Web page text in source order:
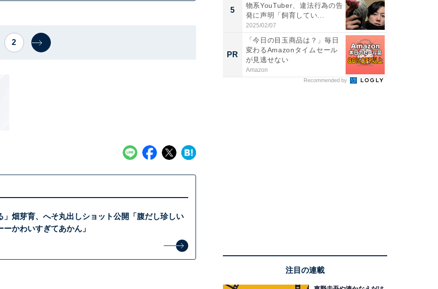
2
」畑芽育、へそ丸出しショット公開「腹だし珍しい
かわいすぎてあかん」
5
物系YouTuber、違法行為の告
発に声明「飼育してい...
2025/02/07
PR
「今日の目玉商品は？」毎日
変わるAmazonタイムセール
が見逃せない
Amazon
Recommended by
注目の連載